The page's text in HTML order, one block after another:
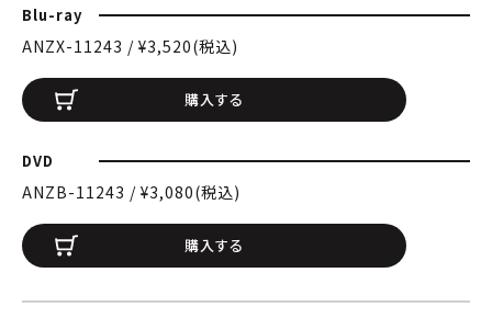
Blu-ray
ANZX-11243 / ¥3,520(税込)
購入する
DVD
ANZB-11243 / ¥3,080(税込)
購入する